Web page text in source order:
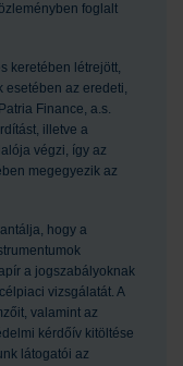
foglalt
keretében létrejött,
esetében az eredeti,
Finance, a.s.
illetve a
végzi, így az
megegyezik az
hogy a
a jogszabályoknak
vizsgálatát. A
valamint az
kérdőív kitöltése
látogatói az